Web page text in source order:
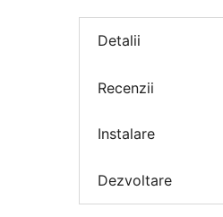
Detalii
Recenzii
Instalare
Dezvoltare